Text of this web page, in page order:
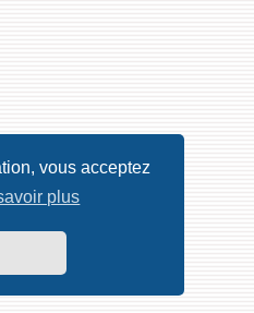
vous acceptez
plus